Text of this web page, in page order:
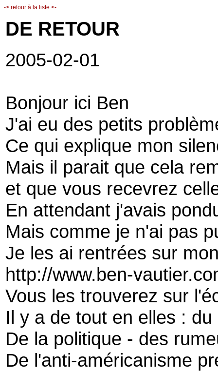
-> retour à la liste <-
DE RETOUR
2005-02-01
Bonjour ici Ben
J'ai eu des petits
Ce qui explique mon
Mais il parait que cela
et que vous recevrez
En attendant j'avais
Mais comme je n'ai pas
Je les ai rentrées sur
http://www.ben-
Vous les trouverez sur
Il y a de tout en elles : du
De la politique - des
De l'anti-américanisme